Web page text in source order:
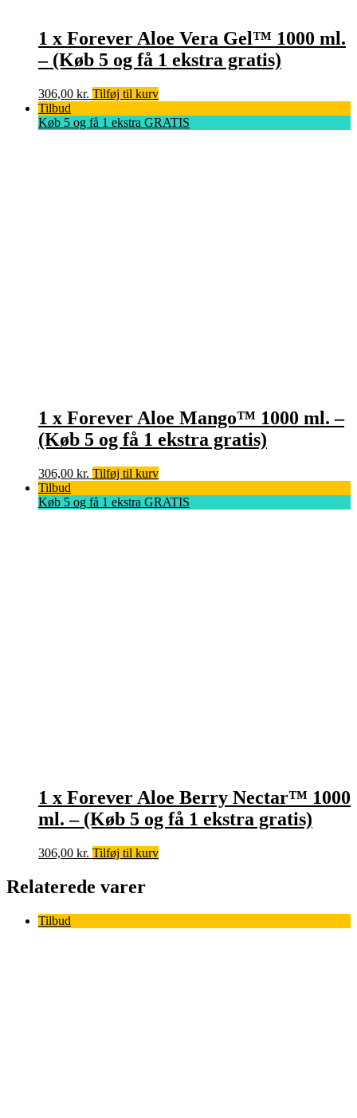
1 x Forever Aloe Vera Gel™ 1000 ml.
– (Køb 5 og få 1 ekstra gratis)
306,00 kr. Tilføj til kurv
Tilbud
Køb 5 og få 1 ekstra GRATIS
1 x Forever Aloe Mango™ 1000 ml. –
(Køb 5 og få 1 ekstra gratis)
306,00 kr. Tilføj til kurv
Tilbud
Køb 5 og få 1 ekstra GRATIS
1 x Forever Aloe Berry Nectar™ 1000
ml. – (Køb 5 og få 1 ekstra gratis)
306,00 kr. Tilføj til kurv
Relaterede varer
Tilbud